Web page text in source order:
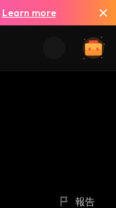
Learn more
報告